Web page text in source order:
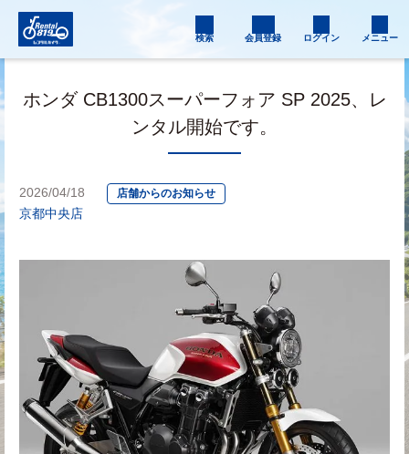
検索 会員登録 ログイン メニュー
ホンダ CB1300スーパーフォア SP 2025、レ
ンタル開始です。
2026/04/18 店舗からのお知らせ
京都中央店